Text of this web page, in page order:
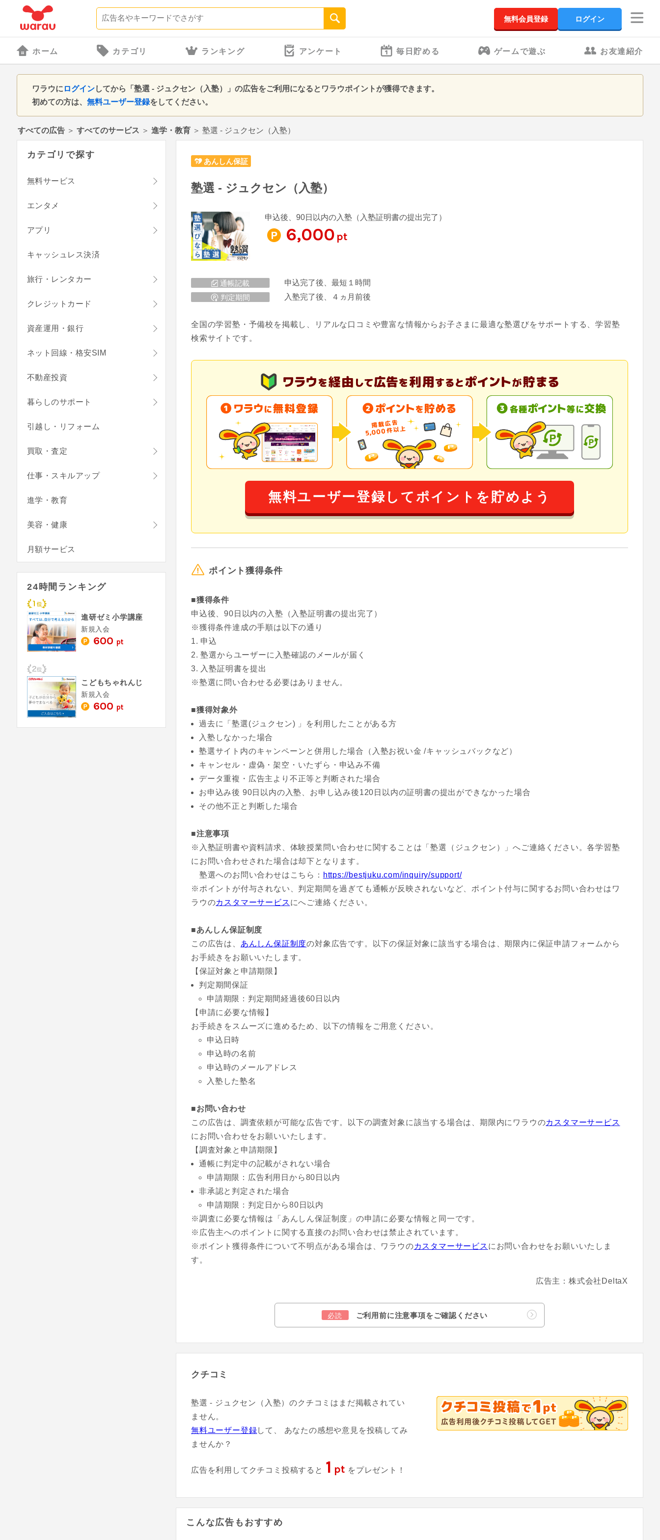
無料会員登録 ログイン
ホーム カテゴリ ランキング アンケート 毎日貯める ゲームで遊ぶ お友達紹介
ワラウに ログインしてから「塾選 - ジュクセン（入塾）」の広告をご利用になるとワラウポイントが獲得できます。
初めての方は、 無料ユーザー登録をしてください。
すべての広告 ＞ すべてのサービス ＞ 進学・教育 ＞ 塾選 - ジュクセン（入塾）
あんしん保証
塾選 - ジュクセン（入塾）
申込後、90日以内の入塾（入塾証明書の提出完了）
6,000 pt
通帳記載
申込完了後、最短１時間
判定期間
入塾完了後、４ヵ月前後
全国の学習塾・予備校を掲載し、リアルな口コミや豊富な情報からお子さまに最適な塾選びをサポートする、学習塾
検索サイトです。
無料ユーザー登録してポイントを貯めよう
ポイント獲得条件
■獲得条件
申込後、90日以内の入塾（入塾証明書の提出完了）
※獲得条件達成の手順は以下の通り
申込
塾選からユーザーに入塾確認のメールが届く
入塾証明書を提出
※塾選に問い合わせる必要はありません。
■獲得対象外
過去に「塾選(ジュクセン) 」を利用したことがある方
入塾しなかった場合
塾選サイト内のキャンペーンと併用した場合（入塾お祝い金 /キャッシュバックなど）
キャンセル・虚偽・架空・いたずら・申込み不備
データ重複・広告主より不正等と判断された場合
お申込み後 90日以内の入塾、お申し込み後120日以内の証明書の提出ができなかった場合
その他不正と判断した場合
■注意事項
※入塾証明書や資料請求、体験授業問い合わせに関することは「塾選（ジュクセン）」へご連絡ください。各学習塾
にお問い合わせされた場合は却下となります。
塾選へのお問い合わせはこちら： https://bestjuku.com/inquiry/support/
※ポイントが付与されない、判定期間を過ぎても通帳が反映されないなど、ポイント付与に関するお問い合わせはワ
ラウのカスタマーサービス にへご連絡ください。
■あんしん保証制度
この広告は、 あんしん保証制度の対象広告です。以下の保証対象に該当する場合は、期限内に保証申請フォームから
お手続きをお願いいたします。
【保証対象と申請期限】
判定期間保証
申請期限：判定期間経過後60日以内
【申請に必要な情報】
お手続きをスムーズに進めるため、以下の情報をご用意ください。
申込日時
申込時の名前
申込時のメールアドレス
入塾した塾名
■お問い合わせ
この広告は、調査依頼が可能な広告です。以下の調査対象に該当する場合は、期限内にワラウのカスタマーサービス
にお問い合わせをお願いいたします。
【調査対象と申請期限】
通帳に判定中の記載がされない場合
申請期限：広告利用日から80日以内
非承認と判定された場合
申請期限：判定日から80日以内
※調査に必要な情報は「あんしん保証制度」の申請に必要な情報と同一です。
※広告主へのポイントに関する直接のお問い合わせは禁止されています。
※ポイント獲得条件について不明点がある場合は、ワラウのカスタマーサービス にお問い合わせをお願いいたしま
す。
広告主：株式会社DeltaX
必読 ご利用前に注意事項をご確認ください
クチコミ
塾選 - ジュクセン（入塾）のクチコミはまだ掲載されてい
ません。
無料ユーザー登録して、 あなたの感想や意見を投稿してみ
ませんか？
広告を利用してクチコミ投稿すると 1 pt をプレゼント！
こんな広告もおすすめ
カテゴリで探す
無料サービス
エンタメ
アプリ
キャッシュレス決済
旅行・レンタカー
クレジットカード
資産運用・銀行
ネット回線・格安SIM
不動産投資
暮らしのサポート
引越し・リフォーム
買取・査定
仕事・スキルアップ
進学・教育
美容・健康
月額サービス
24時間ランキング
進研ゼミ小学講座
新規入会
600 pt
こどもちゃれんじ
新規入会
600 pt